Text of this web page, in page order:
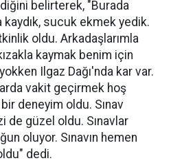
belirterek, "Burada
sucuk ekmek yedik.
oldu. Arkadaşlarımla
kaymak benim için
Ilgaz Dağı'nda kar var.
vakit geçirmek hoş
deneyim oldu. Sınav
de güzel oldu. Sınavlar
oluyor. Sınavın hemen
dedi.